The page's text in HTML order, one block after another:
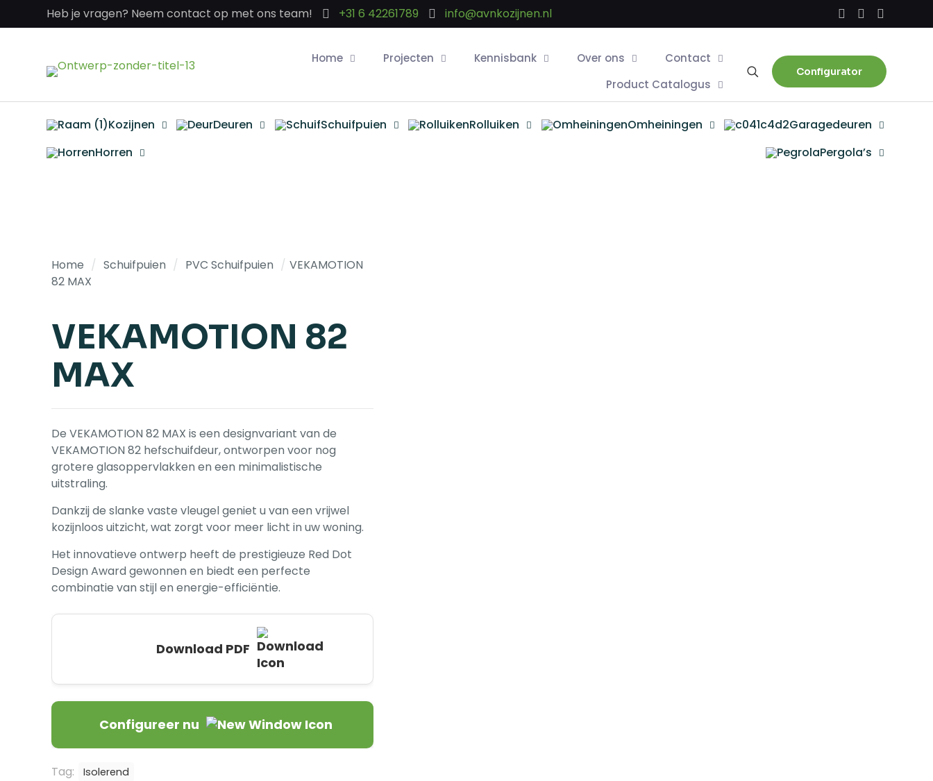
Heb je vragen? Neem contact op met ons team! +31 6 42261789 info@avnkozijnen.nl
Home Projecten Kennisbank Over ons
Contact
Product Catalogus
Configurator
Kozijnen Deuren Schuifpuien Rolluiken Omheiningen
Garagedeuren
Horren
Pergola’s
Home / Schuifpuien / PVC Schuifpuien / VEKAMOTION
82 MAX
VEKAMOTION 82
MAX
De VEKAMOTION 82 MAX is een designvariant van de
VEKAMOTION 82 hefschuifdeur, ontworpen voor nog
grotere glasoppervlakken en een minimalistische
uitstraling.
Dankzij de slanke vaste vleugel geniet u van een vrijwel
kozijnloos uitzicht, wat zorgt voor meer licht in uw woning.
Het innovatieve ontwerp heeft de prestigieuze Red Dot
Design Award gewonnen en biedt een perfecte
combinatie van stijl en energie-efficiëntie.
Download PDF
Configureer nu
Tag: Isolerend